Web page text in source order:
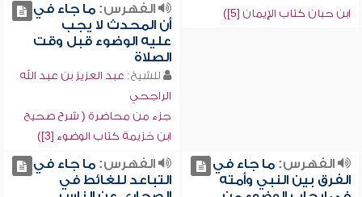
ابن حبان كتاب الإيمان [5])
الفهرس:ما جاء في
أن المحدث لا يجب
عليه الوضوء قبل وقت
الصلاة
للشيخ: عبد العزيز بن عبد الله
الراجحي
جزء من محاضرة ( شرح صحيح
ابن خزيمة كتاب الوضوء [3])
الفهرس:ما جاء في
الفرق بين النبي وأمته
الفهرس:ما جاء في
التباعد للغائط في